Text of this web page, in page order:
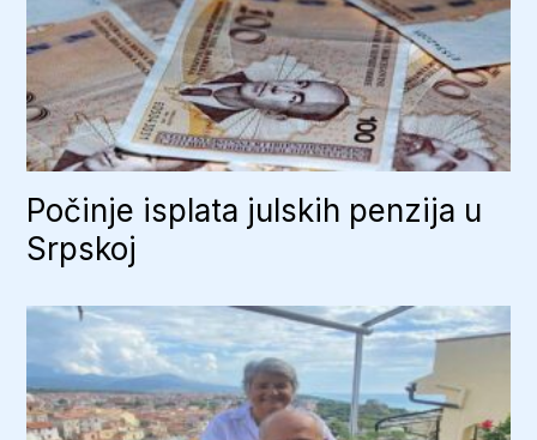
Počinje isplata julskih penzija u
Srpskoj